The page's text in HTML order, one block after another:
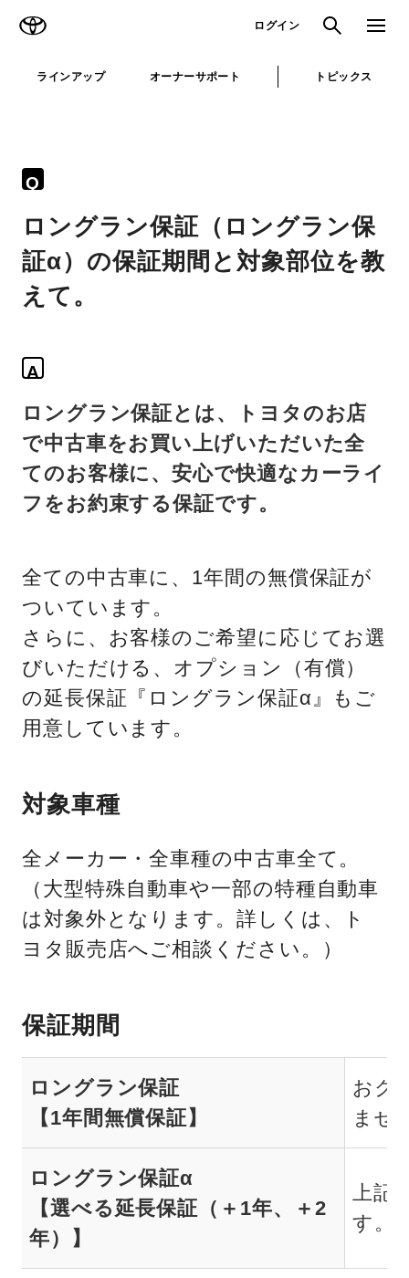
ログイン 検索 メニュ
ラインアップ オーナーサポート トピックス
Q
ロングラン保証（ロングラン保
証α）の保証期間と対象部位を教
えて。
A
ロングラン保証とは、トヨタのお店
で中古車をお買い上げいただいた全
てのお客様に、安心で快適なカーライ
フをお約束する保証です。
全ての中古車に、1年間の無償保証が
ついています。
さらに、お客様のご希望に応じてお選
びいただける、オプション（有償）
の延長保証『ロングラン保証α』もご
用意しています。
対象車種
全メーカー・全車種の中古車全て。
（大型特殊自動車や一部の特種自動車
は対象外となります。詳しくは、ト
ヨタ販売店へご相談ください。）
保証期間
ロングラン保証
【1年間無償保証】
おク
ませ
ロングラン保証α
【選べる延長保証（＋1年、＋2
年）】
上記
す。